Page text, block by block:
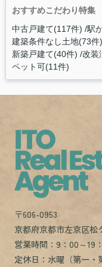
おすすめこだわり特集
中古戸建て(117件) 駅
建築条件なし土地(73件)
新築戸建て(40件) 改装
ペット可(11件)
〒606-0953
京都府京都市左京区松
営業時間：9：00～19
定休日：水曜（第一・